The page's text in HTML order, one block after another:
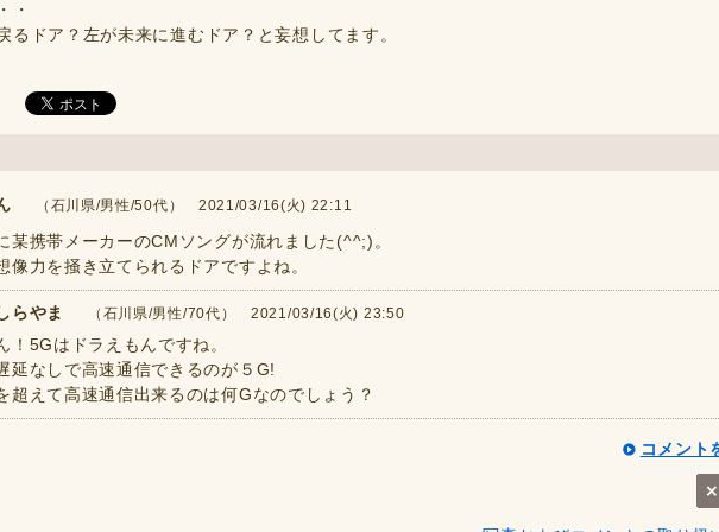
・
るドア？左が未来に進むドア？と妄想してます。
（石川県/男性/50代） 2021/03/16(火) 22:11
某携帯メーカーのCMソングが流れました(^^;)。
像力を掻き立てられるドアですよね。
らやま （石川県/男性/70代） 2021/03/16(火) 23:50
！5Gはドラえもんですね。
延なしで高速通信できるのが５G!
超えて高速通信出来るのは何Gなのでしょう？
コメント